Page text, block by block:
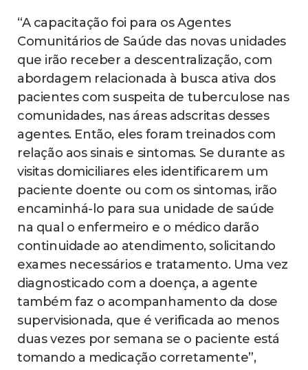
“A capacitação foi para os Agentes
Comunitários de Saúde das novas unidades
que irão receber a descentralização, com
abordagem relacionada à busca ativa dos
pacientes com suspeita de tuberculose nas
comunidades, nas áreas adscritas desses
agentes. Então, eles foram treinados com
relação aos sinais e sintomas. Se durante as
visitas domiciliares eles identificarem um
paciente doente ou com os sintomas, irão
encaminhá-lo para sua unidade de saúde
na qual o enfermeiro e o médico darão
continuidade ao atendimento, solicitando
exames necessários e tratamento. Uma vez
diagnosticado com a doença, a agente
também faz o acompanhamento da dose
supervisionada, que é verificada ao menos
duas vezes por semana se o paciente está
tomando a medicação corretamente”,